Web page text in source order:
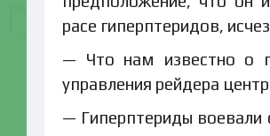
расе гиперптеридов,
— Что нам известно о
управления рейдера
— Гиперптериды